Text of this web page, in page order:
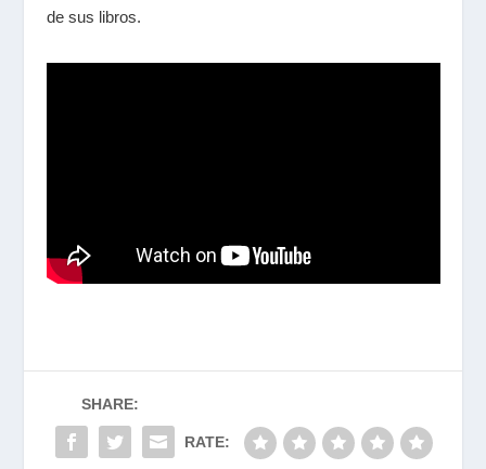
de sus libros.
SHARE:
RATE: